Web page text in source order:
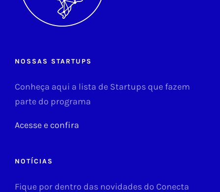
NOSSAS STARTUPS
Conheça aqui a lista de Startups que fazem
parte do programa
Acesse e confira
NOTÍCIAS
Fique por dentro das novidades do Conecta